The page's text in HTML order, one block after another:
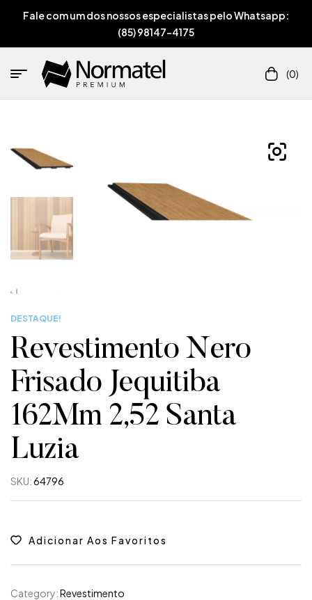
Fale com um dos nossos especialistas pelo Whatsapp:
(85) 98147-4175
(0)
DESTAQUE!
Revestimento Nero
Frisado Jequitiba
162Mm 2,52 Santa
Luzia
SKU:64796
Adicionar Aos Favoritos
Category:Revestimento